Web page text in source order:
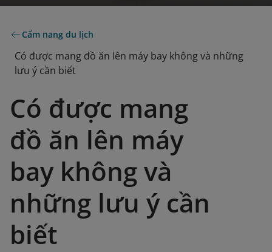
Cẩm nang du lịch
Có được mang đồ ăn lên máy bay không và những
lưu ý cần biết
Có được mang
đồ ăn lên máy
bay không và
những lưu ý cần
biết